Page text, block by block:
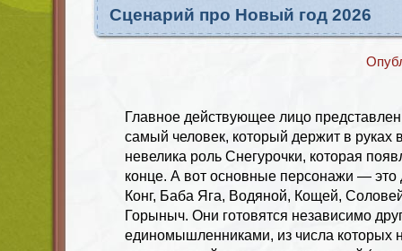
Сценарий про Новый год 2026
Главное действующее лицо
самый человек, который держит в руках
невелика роль Снегурочки, которая
конце. А вот основные персонажи — это
Конг, Баба Яга, Водяной, Кощей,
Горыныч. Они готовятся независимо
единомышленниками, из числа которых